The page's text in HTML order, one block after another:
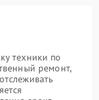
техники по
ремонт,